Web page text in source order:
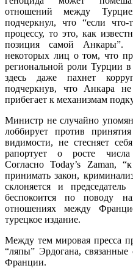
отношений между
подчеркнул, что “если
процессу, то это, как
позиция самой Анкары”.
некоторых лиц о том, что
региональной роли Турции
здесь даже пахнет
подчеркнув, что Анкара
прибегает к механизмам
Министр не случайно
лоббирует против
видимости, не стесняет
рапортует о росте числа
Согласно Today’s Zaman,
принимать закон,
склоняется и
беспокоится по поводу
отношениях между
турецкое издание.
Между тем мировая пресса
“ляпы” Эрдогана,
Франции.